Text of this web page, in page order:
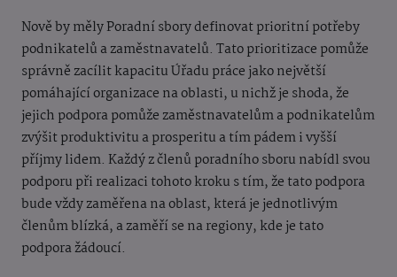
Nově by měly Poradní sbory definovat prioritní potřeby
podnikatelů a zaměstnavatelů. Tato prioritizace pomůže
správně zacílit kapacitu Úřadu práce jako největší
pomáhající organizace na oblasti, u nichž je shoda, že
jejich podpora pomůže zaměstnavatelům a podnikatelům
zvýšit produktivitu a prosperitu a tím pádem i vyšší
příjmy lidem. Každý z členů poradního sboru nabídl svou
podporu při realizaci tohoto kroku s tím, že tato podpora
bude vždy zaměřena na oblast, která je jednotlivým
členům blízká, a zaměří se na regiony, kde je tato
podpora žádoucí.